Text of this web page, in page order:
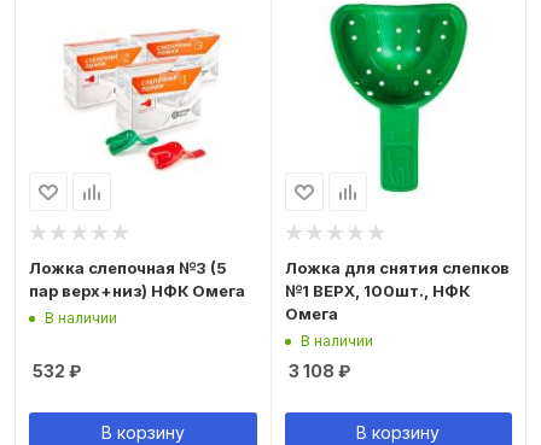
Ложка слепочная №3 (5
пар верх+низ) НФК Омега
В наличии
532 ₽
В корзину
Ложка для снятия слепков
№1 ВЕРХ, 100шт., НФК
Омега
В наличии
3 108 ₽
В корзину